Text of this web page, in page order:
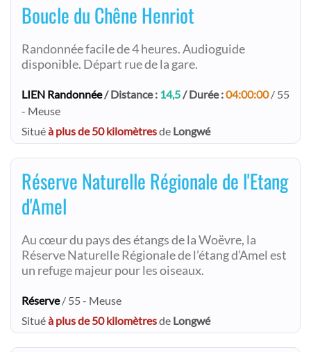
Boucle du Chêne Henriot
Randonnée facile de 4 heures. Audioguide
disponible. Départ rue de la gare.
LIEN Randonnée/ Distance : 14,5/ Durée :04:00:00/ 55
- Meuse
Situéà plus de 50 kilomètresde Longwé
Réserve Naturelle Régionale de l'Etang
d'Amel
Au cœur du pays des étangs de la Woëvre, la
Réserve Naturelle Régionale de l’étang d’Amel est
un refuge majeur pour les oiseaux.
Réserve/ 55 - Meuse
Situéà plus de 50 kilomètresde Longwé